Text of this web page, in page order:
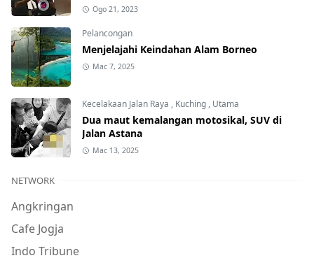
Ogo 21, 2023
Pelancongan
Menjelajahi Keindahan Alam Borneo
Mac 7, 2025
Kecelakaan Jalan Raya , Kuching, Utama
Dua maut kemalangan motosikal, SUV di
Jalan Astana
Mac 13, 2025
NETWORK
Angkringan
Cafe Jogja
Indo Tribune